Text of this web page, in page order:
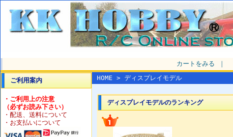
カートをみる ｜
ご利用案内
・ご利用上の注意
（必ずお読み下さい）
・配送、送料について
・お支払いについて
HOME > ディスプレイモデル
ディスプレイモデルのランキング